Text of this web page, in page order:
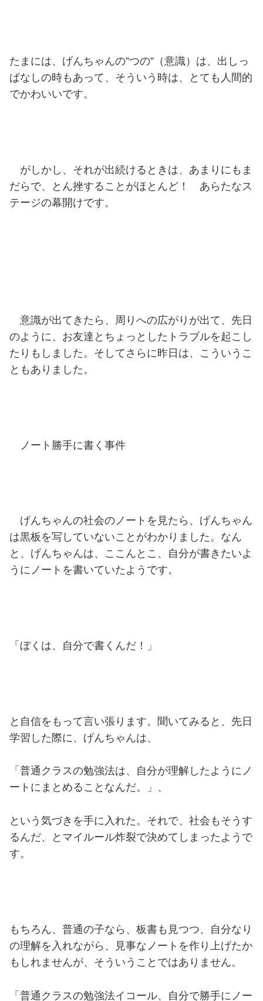
たまには、げんちゃんの”つの”（意識）は、出しっ
ぱなしの時もあって、そういう時は、とても人間的
でかわいいです。
がしかし、それが出続けるときは、あまりにもま
だらで、とん挫することがほとんど！ あらたなス
テージの幕開けです。
意識が出てきたら、周りへの広がりが出て、先日
のように、お友達とちょっとしたトラブルを起こし
たりもしました。そしてさらに昨日は、こういうこ
ともありました。
ノート勝手に書く事件
げんちゃんの社会のノートを見たら、げんちゃん
は黒板を写していないことがわかりました。なん
と、げんちゃんは、ここんとこ、自分が書きたいよ
うにノートを書いていたようです。
「ぼくは、自分で書くんだ！」
と自信をもって言い張ります。聞いてみると、先日
学習した際に、げんちゃんは、
「普通クラスの勉強法は、自分が理解したようにノ
ートにまとめることなんだ。」、
という気づきを手に入れた。それで、社会もそうす
るんだ、とマイルール炸裂で決めてしまったようで
す。
もちろん、普通の子なら、板書も見つつ、自分なり
の理解を入れながら、見事なノートを作り上げたか
もしれませんが、そういうことではありません。
「普通クラスの勉強法イコール、自分で勝手にノー